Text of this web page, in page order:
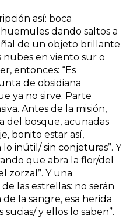
así: boca
dando saltos a
de un objeto brillante
nubes en viento sur o
entonces: “Es
de obsidiana
ya no sirve. Parte
Antes de la misión,
del bosque, acunadas
bonito estar así,
inútil/ sin conjeturas”. Y
que abra la flor/del
zorzal”. Y una
las estrellas: no serán
la sangre, esa herida
y ellos lo saben”.